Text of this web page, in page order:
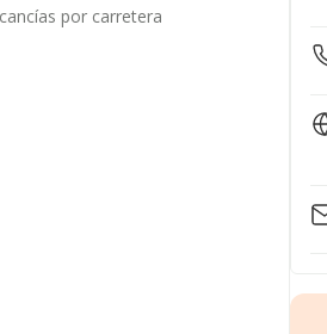
por carretera